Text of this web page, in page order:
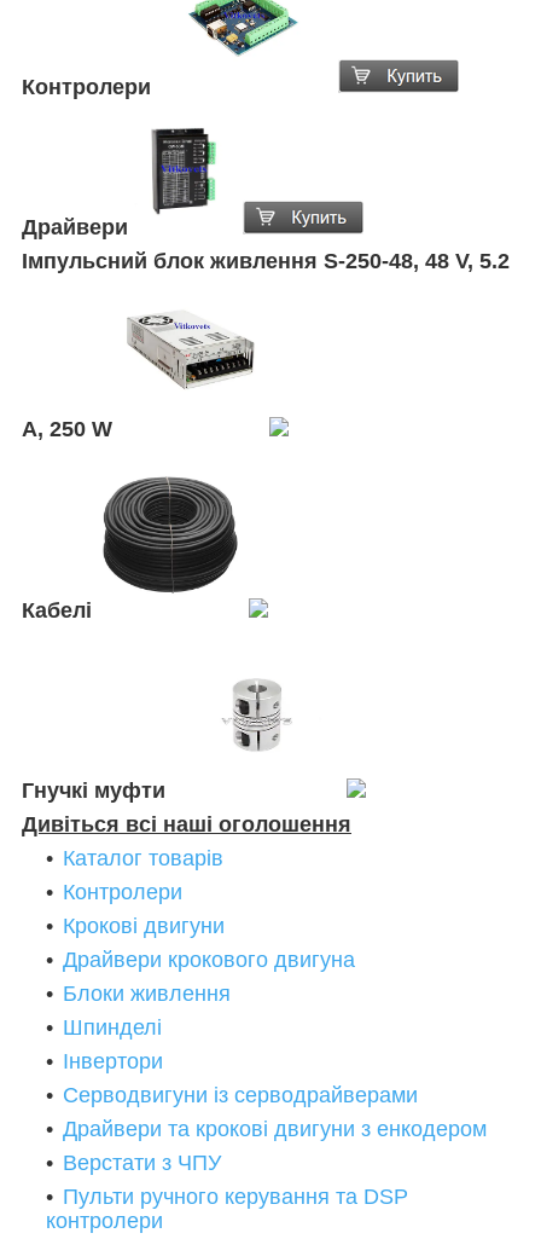
Контролери
Драйвери
Імпульсний блок живлення S-250-48, 48 V, 5.2
А, 250 W
Кабелі
Гнучкі муфти
Дивіться всі наші оголошення
Каталог товарів
Контролери
Крокові двигуни
Драйвери крокового двигуна
Блоки живлення
Шпинделі
Інвертори
Серводвигуни із серводрайверами
Драйвери та крокові двигуни з енкодером
Верстати з ЧПУ
Пульти ручного керування та DSP
контролери